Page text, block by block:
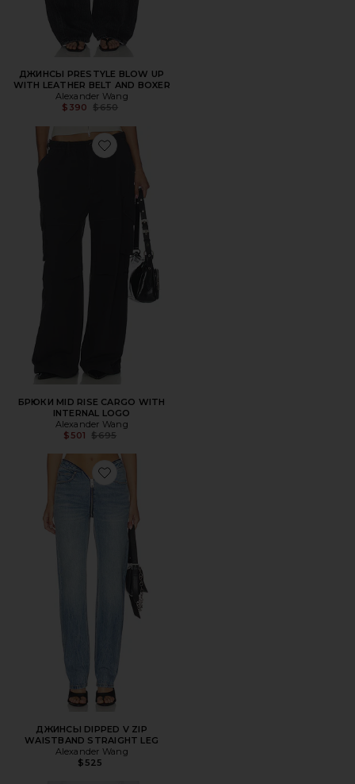
ДЖИНСЫ PRESTYLE BLOW UP
WITH LEATHER BELT AND BOXER
Alexander Wang
$390
Previous price:
$650
Favorite БРЮКИ MID RISE CARGO WITH INTERNAL LOGO
БРЮКИ MID RISE CARGO WITH
INTERNAL LOGO
Alexander Wang
$501
Previous price:
$695
Favorite ДЖИНСЫ DIPPED V ZIP WAISTBAND STRAIGHT
ДЖИНСЫ DIPPED V ZIP
WAISTBAND STRAIGHT LEG
Alexander Wang
$525